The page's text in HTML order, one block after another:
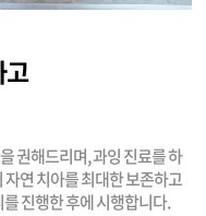
고
권해드리며, 과잉 진료를 하
연 치아를 최대한 보존하고
진행한 후에 시행합니다.